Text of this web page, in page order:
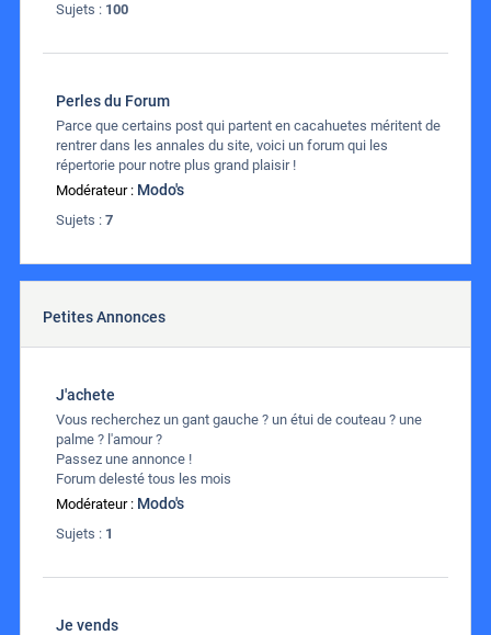
Sujets : 100
Perles du Forum
Parce que certains post qui partent en cacahuetes méritent de
rentrer dans les annales du site, voici un forum qui les
répertorie pour notre plus grand plaisir !
Modérateur : Modo's
Sujets : 7
Petites Annonces
J'achete
Vous recherchez un gant gauche ? un étui de couteau ? une
palme ? l'amour ?
Passez une annonce !
Forum delesté tous les mois
Modérateur : Modo's
Sujets : 1
Je vends